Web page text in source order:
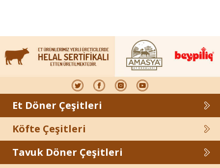
Et Döner Çeşitleri
Köfte Çeşitleri
Tavuk Döner Çeşitleri